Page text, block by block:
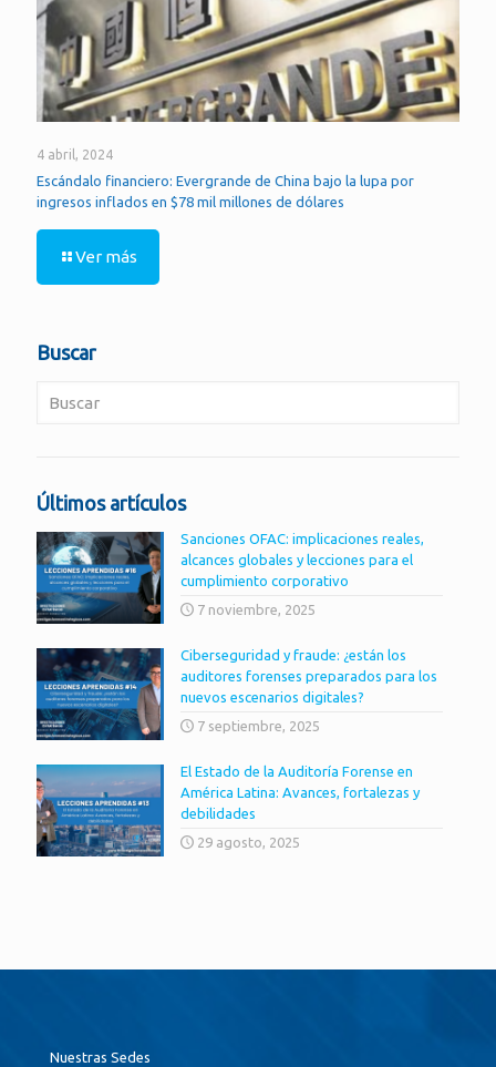
4 abril, 2024
Escándalo financiero: Evergrande de China bajo la lupa por
ingresos inflados en $78 mil millones de dólares
Ver más
Buscar
Últimos artículos
Sanciones OFAC: implicaciones reales,
alcances globales y lecciones para el
cumplimiento corporativo
7 noviembre, 2025
Ciberseguridad y fraude: ¿están los
auditores forenses preparados para los
nuevos escenarios digitales?
7 septiembre, 2025
El Estado de la Auditoría Forense en
América Latina: Avances, fortalezas y
debilidades
29 agosto, 2025
Nuestras Sedes